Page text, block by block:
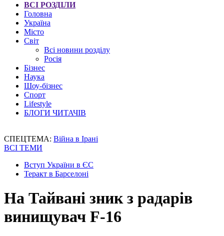
ВСІ РОЗДІЛИ
Головна
Україна
Місто
Світ
Всі новини розділу
Росія
Бізнес
Наука
Шоу-бізнес
Спорт
Lifestyle
БЛОГИ ЧИТАЧІВ
СПЕЦТЕМА: Війна в Ірані
ВСІ ТЕМИ
Вступ України в ЄС
Теракт в Барселоні
На Тайвані зник з радарів
винищувач F-16